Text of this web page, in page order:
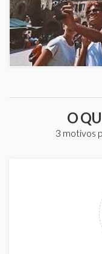
O
3 motivos